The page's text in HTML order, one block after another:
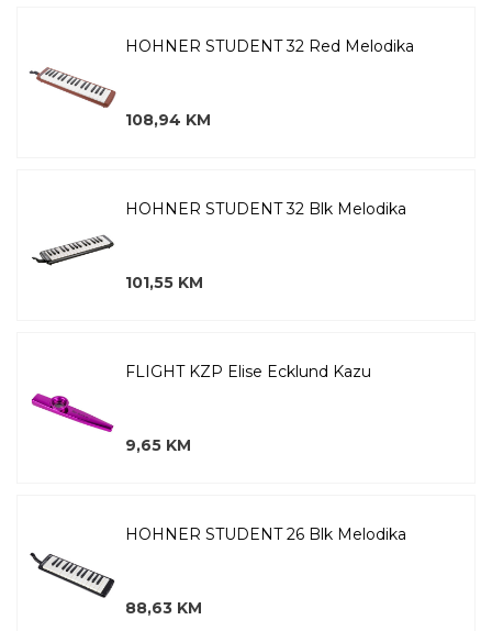
HOHNER STUDENT 32 Red Melodika
108,94 KM
HOHNER STUDENT 32 Blk Melodika
101,55 KM
FLIGHT KZP Elise Ecklund Kazu
9,65 KM
HOHNER STUDENT 26 Blk Melodika
88,63 KM